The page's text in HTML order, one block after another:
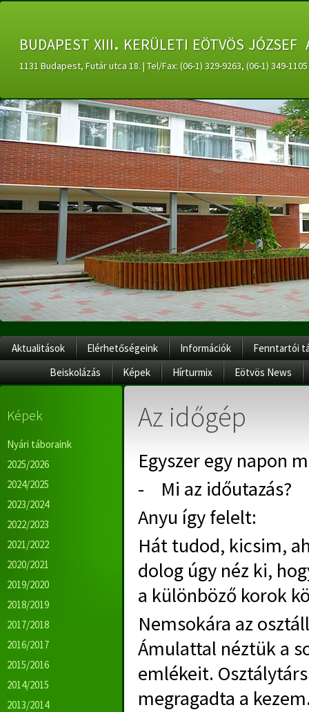
budapest xiii. kerületi eötvös
1131 Budapest, Futár utca 18. | Tel/Fax: (06-1) 329-9263, (06-1) 349-
Aktualitások Elérhetőségeink Információk
Fenntartói
Beiskolázás
Képek Hírturmix Eötvös News
Képek
Nyári táboraink
2025/2026
2024/2025
2023/2024
2022/2023
2021/2022
2020/2021
2019/2020
2018/2019
2017/2018
2016/2017
2015/2016
2014/2015
2013/2014
Az időgép
Egyszer egy napon
- Mi az időutazás?
Anyu így felelt:
Hát tudod, kicsim,
dolog úgy néz ki,
a különböző korok
Nemsokára az
Ámulattal néztük a
emlékeit.
megragadta a